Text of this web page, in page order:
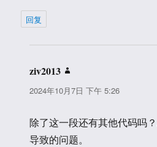
回复
ziv2013
道：
2024年10月7日 下午 5:26
除了这一段还有其他代码吗
导致的问题。